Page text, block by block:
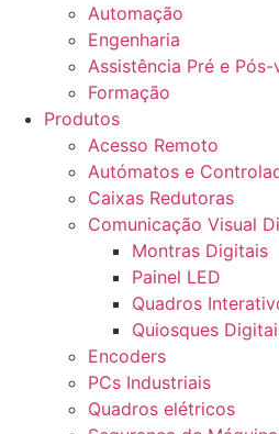
Automação
Engenharia
Assistência Pré e Pós-
Formação
Produtos
Acesso Remoto
Autómatos e
Caixas Redutoras
Comunicação Visual
Montras Digitais
Painel LED
Quadros
Quiosques
Encoders
PCs Industriais
Quadros elétricos